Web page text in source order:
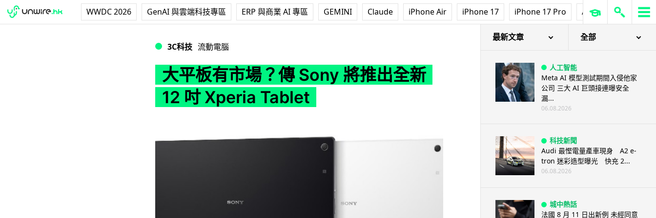
WWDC 2026 GenAI 與雲端科技專區 ERP 與商業 AI 專區 GEMINI Claude iPhone Air iPhone 17 iPhone 17 Pro AirPods Pro 3
3C科技 流動電腦
大平板有市場？傳 Sony 將推出全新
12 吋 Xperia Tablet
最新文章 全部
人工智能
Meta AI 模型測試期間入侵他家
公司 三大 AI 巨頭接連曝安全
漏...
06.08.2026
科技新聞
Audi 最慳電量產車現身 A2 e-
tron 迷彩造型曝光 快充 2...
06.08.2026
城中熱話
法國 8 月 11 日出新例 未經同意